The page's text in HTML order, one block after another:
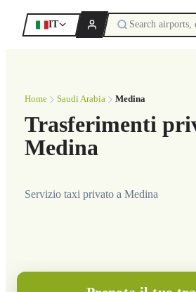
IT
Home Saudi Arabia Medina
Trasferimenti
Medina
Servizio taxi privato a Medina